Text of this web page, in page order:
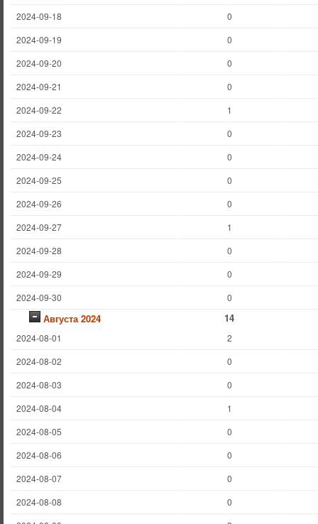
2024-09-18
0
2024-09-19
0
2024-09-20
0
2024-09-21
0
2024-09-22
1
2024-09-23
0
2024-09-24
0
2024-09-25
0
2024-09-26
0
2024-09-27
1
2024-09-28
0
2024-09-29
0
2024-09-30
0
Августа 2024 14
2024-08-01
2
2024-08-02
0
2024-08-03
0
2024-08-04
1
2024-08-05
0
2024-08-06
0
2024-08-07
0
2024-08-08
0